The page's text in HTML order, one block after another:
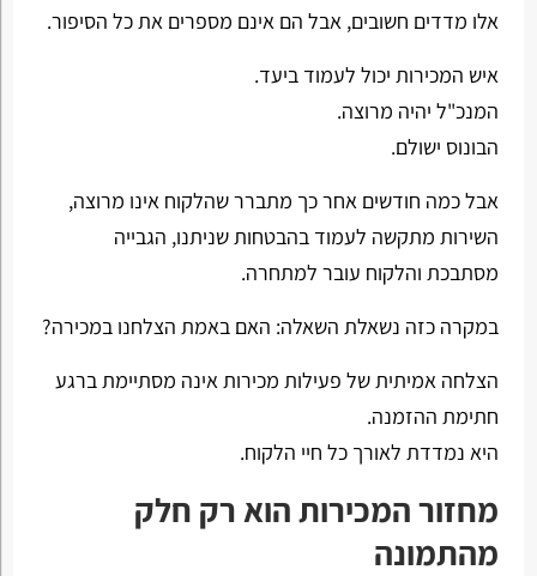
אלו מדדים חשובים, אבל הם אינם מספרים את כל הסיפור.
איש המכירות יכול לעמוד ביעד.
המנכ"ל יהיה מרוצה.
הבונוס ישולם.
אבל כמה חודשים אחר כך מתברר שהלקוח אינו מרוצה,
השירות מתקשה לעמוד בהבטחות שניתנו, הגבייה
מסתבכת והלקוח עובר למתחרה.
במקרה כזה נשאלת השאלה: האם באמת הצלחנו במכירה?
הצלחה אמיתית של פעילות מכירות אינה מסתיימת ברגע
חתימת ההזמנה.
היא נמדדת לאורך כל חיי הלקוח.
מחזור המכירות הוא רק חלק
מהתמונה